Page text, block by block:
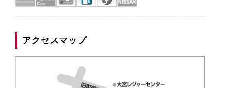
アクセスマップ